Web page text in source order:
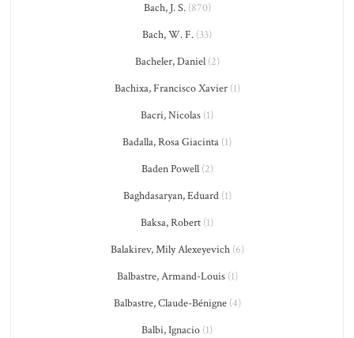
Bach, J. S.(870)
Bach, W. F. (33)
Bacheler, Daniel(2)
Bachixa, Francisco Xavier(1)
Bacri, Nicolas (1)
Badalla, Rosa Giacinta (1)
Baden Powell(2)
Baghdasaryan, Eduard(1)
Baksa, Robert (1)
Balakirev, Mily Alexeyevich(6)
Balbastre, Armand-Louis(1)
Balbastre, Claude-Bénigne(4)
Balbi, Ignacio (1)